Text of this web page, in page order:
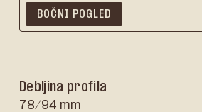
Debljina profila
78/94 mm
BOČNI POGLED